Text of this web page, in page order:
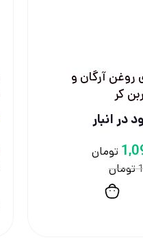
آرگان و
کر
در انبار
تومان
تومان